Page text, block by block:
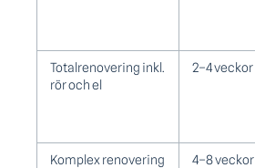
Totalrenovering inkl.
rör och el
2–4 veckor
Komplex renovering
4–8 veckor